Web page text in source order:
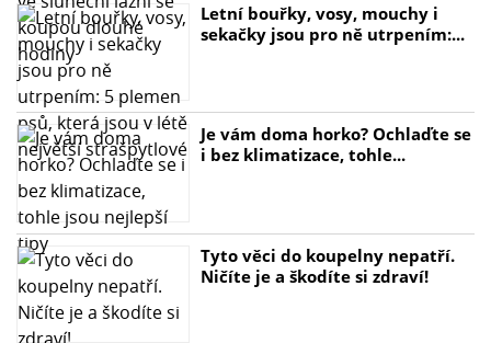
Letní bouřky, vosy, mouchy i
sekačky jsou pro ně utrpením:...
Je vám doma horko? Ochlaďte se
i bez klimatizace, tohle...
Tyto věci do koupelny nepatří.
Ničíte je a škodíte si zdraví!